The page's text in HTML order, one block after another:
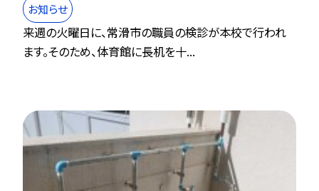
お知らせ
来週の火曜日に、常滑市の職員の検診が本校で行われ
ます。そのため、体育館に長机を十...